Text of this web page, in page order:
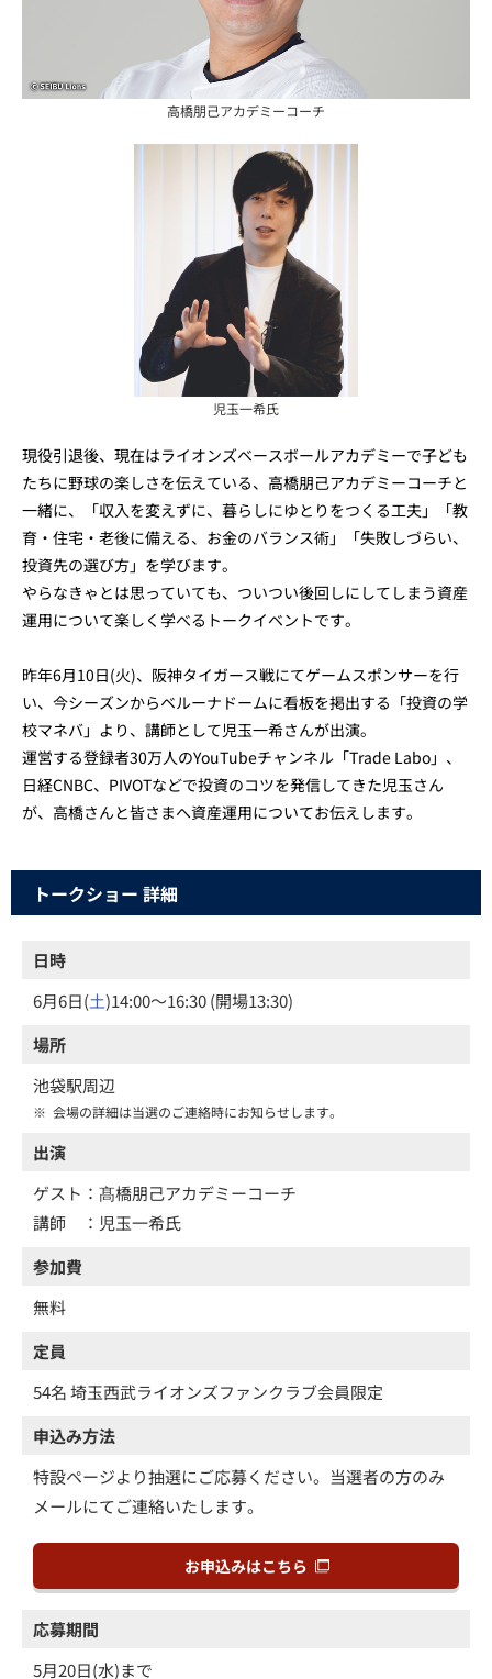
高橋朋己アカデミーコーチ
児玉一希氏
現役引退後、現在はライオンズベースボールアカデミーで子ども
たちに野球の楽しさを伝えている、高橋朋己アカデミーコーチと
一緒に、「収入を変えずに、暮らしにゆとりをつくる工夫」「教
育・住宅・老後に備える、お金のバランス術」「失敗しづらい、
投資先の選び方」を学びます。
やらなきゃとは思っていても、ついつい後回しにしてしまう資産
運用について楽しく学べるトークイベントです。
昨年6月10日(火)、阪神タイガース戦にてゲームスポンサーを行
い、今シーズンからベルーナドームに看板を掲出する「投資の学
校マネバ」より、講師として児玉一希さんが出演。
運営する登録者30万人のYouTubeチャンネル「Trade Labo」、
日経CNBC、PIVOTなどで投資のコツを発信してきた児玉さん
が、高橋さんと皆さまへ資産運用についてお伝えします。
トークショー 詳細
日時
6月6日(土)14:00～16:30 (開場13:30)
場所
池袋駅周辺
※ 会場の詳細は当選のご連絡時にお知らせします。
出演
ゲスト：髙橋朋己アカデミーコーチ
講師 ：児玉一希氏
参加費
無料
定員
54名 埼玉西武ライオンズファンクラブ会員限定
申込み方法
特設ページより抽選にご応募ください。当選者の方のみ
メールにてご連絡いたします。
お申込みはこちら
応募期間
5月20日(水)まで